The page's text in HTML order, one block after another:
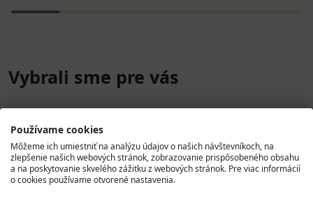
Vybrali sme pre vás
Používame cookies
Môžeme ich umiestniť na analýzu údajov o našich návštevníkoch, na
zlepšenie našich webových stránok, zobrazovanie prispôsobeného obsahu
a na poskytovanie skvelého zážitku z webových stránok. Pre viac informácií
o cookies používame otvorené nastavenia.